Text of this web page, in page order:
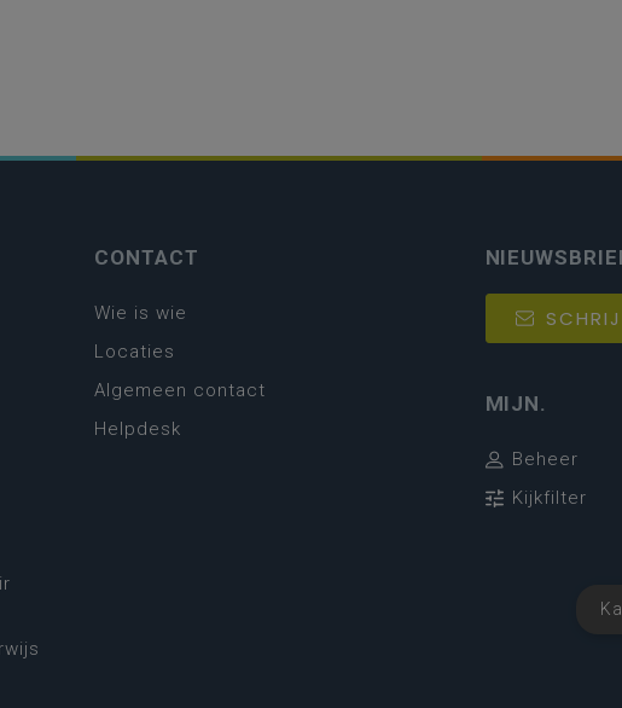
CONTACT
Wie is wie
Locaties
Algemeen contact
Helpdesk
MIJN.
Beheer
Kijkfilter